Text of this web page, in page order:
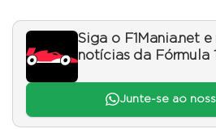
Siga o F1Mania.net
notícias da Fórmula
Junte-se ao